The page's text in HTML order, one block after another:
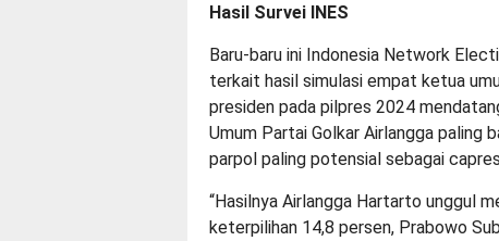
Hasil Survei INES
Baru-baru ini Indonesia Network
terkait hasil simulasi empat ketua
presiden pada pilpres 2024
Umum Partai Golkar Airlangga paling
parpol paling potensial sebagai
“Hasilnya Airlangga Hartarto unggul
keterpilihan 14,8 persen, Prabowo